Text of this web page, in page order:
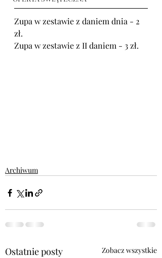
Zupa w zestawie z daniem dnia - 2
zł.
Zupa w zestawie z II daniem - 3 zł.
Archiwum
Ostatnie posty Zobacz wszystkie